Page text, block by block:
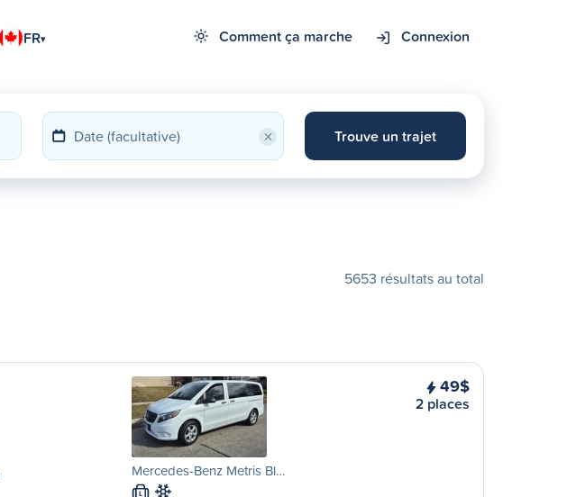
FR▾ Comment ça marche Connexion
× Trouve un trajet
5653 résultats au total
Mercedes-Benz Metris Bl…
L
49$
2 places